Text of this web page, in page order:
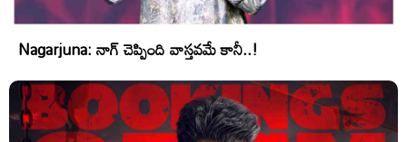
Nagarjuna: నాగ్ చెప్పింది వాస్తవమే కానీ..!